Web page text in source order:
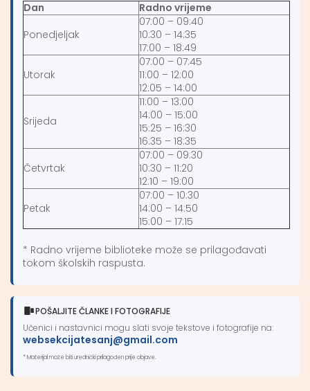
Dan
Radno vrijeme
Ponedjeljak
07:00 – 09:40
10:30 – 14:35
17:00 – 18:49
Utorak
07:00 – 07:45
11:00 – 12:00
12:05 – 14:00
Srijeda
11:00 – 13:00
14:00 – 15:00
15:25 – 16:30
16:35 – 18:35
Četvrtak
07:00 – 09:30
10:30 – 11:20
12:10 – 19:00
Petak
07:00 – 10:30
14:00 – 14:50
15:00 – 17:15
* Radno vrijeme biblioteke može se prilagođavati
tokom školskih raspusta.
POŠALJITE ČLANKE I FOTOGRAFIJE
Učenici i nastavnici mogu slati svoje tekstove i fotografije na:
websekcijatesanj@gmail.com
* Materijal može biti urednički prilagođen prije objave.